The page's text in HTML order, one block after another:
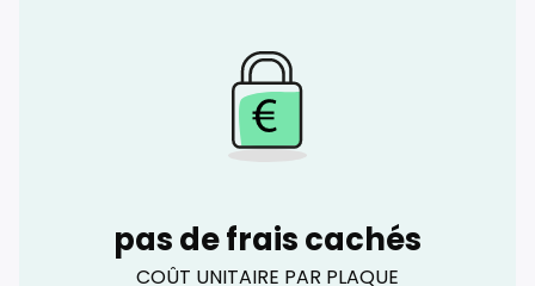
pas de frais cachés
COÛT UNITAIRE PAR PLAQUE